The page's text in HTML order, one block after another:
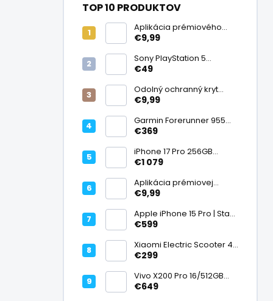
TOP 10 PRODUKTOV
Aplikácia prémiového
ochranného skla na
€9,99
Sony PlayStation 5
DualSense bezdrôtový
Vynikajúci – A
€49
Odolný ochranný kryt
transparentný
€9,99
Garmin Forerunner 955
Black, multisport GPS
batéria 15 dní, ECG,
ClimbPro
€369
iPhone 17 Pro 256GB
Cosmic Orange | Stav:
€1 079
Aplikácia prémiovej
tvrdenej fólie na displej
€9,99
Apple iPhone 15 Pro | Stav:
Vynikajúci – A
€599
Xiaomi Electric Scooter 4
Lite (2. generácia), motor
km/h, kolesá 10", 16,2 kg |
Stav: Nový – A++
€299
Vivo X200 Pro 16/512GB
Titanium Dual SIM,
€649